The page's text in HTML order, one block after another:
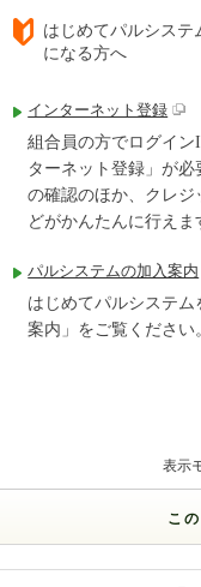
はじめてパルシステ
になる方へ
インターネット登録
組合員の方でログイ
ターネット登録」が
の確認のほか、クレ
どがかんたんに行えま
パルシステムの加入案内
はじめてパルシステ
案内」をご覧ください
表示
こ